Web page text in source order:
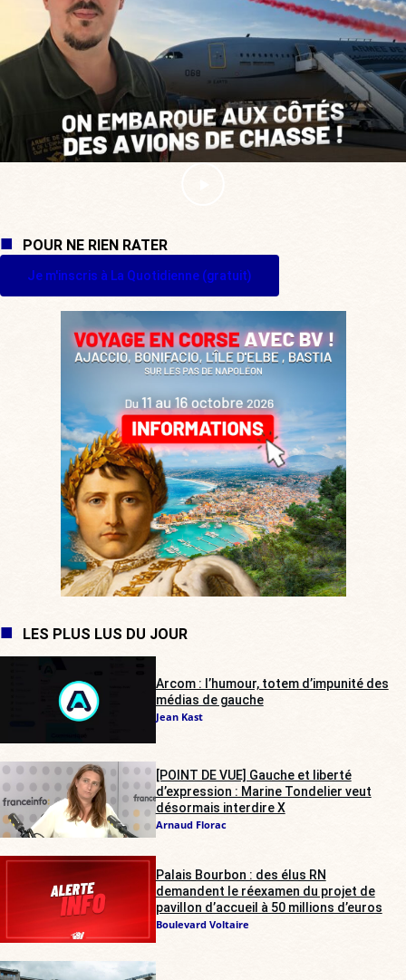
POUR NE RIEN RATER
Je m'inscris à La Quotidienne (gratuit)
LES PLUS LUS DU JOUR
Arcom : l’humour, totem d’impunité des
médias de gauche
Jean Kast
[POINT DE VUE] Gauche et liberté
d’expression : Marine Tondelier veut
désormais interdire X
Arnaud Florac
Palais Bourbon : des élus RN
demandent le réexamen du projet de
pavillon d’accueil à 50 millions d’euros
Boulevard Voltaire